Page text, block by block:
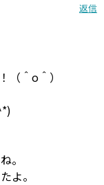
返信
（＾o＾）
。
よ。